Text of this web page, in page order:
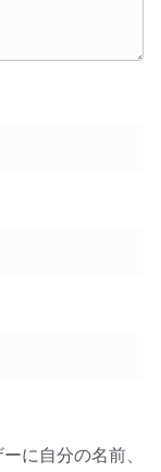
に自分の名前、